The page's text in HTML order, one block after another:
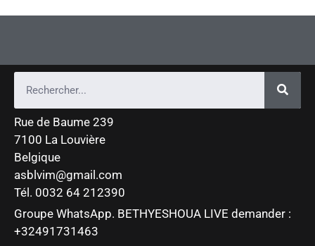
Rue de Baume 239
7100 La Louvière
Belgique
asblvim@gmail.com
Tél. 0032 64 212390
Groupe WhatsApp. BETHYESHOUA LIVE demander :
+32491731463